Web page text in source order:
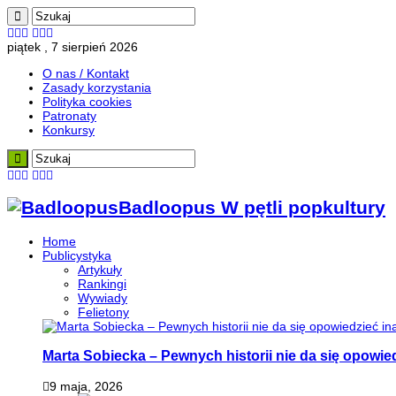
piątek , 7 sierpień 2026
O nas / Kontakt
Zasady korzystania
Polityka cookies
Patronaty
Konkursy
Badloopus W pętli popkultury
Home
Publicystyka
Artykuły
Rankingi
Wywiady
Felietony
Marta Sobiecka – Pewnych historii nie da się
9 maja, 2026